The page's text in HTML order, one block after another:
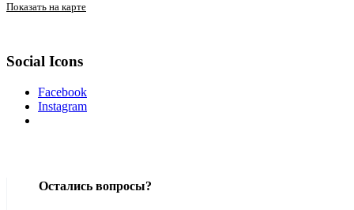
Показать на карте
Social Icons
Facebook
Instagram
Остались вопросы?